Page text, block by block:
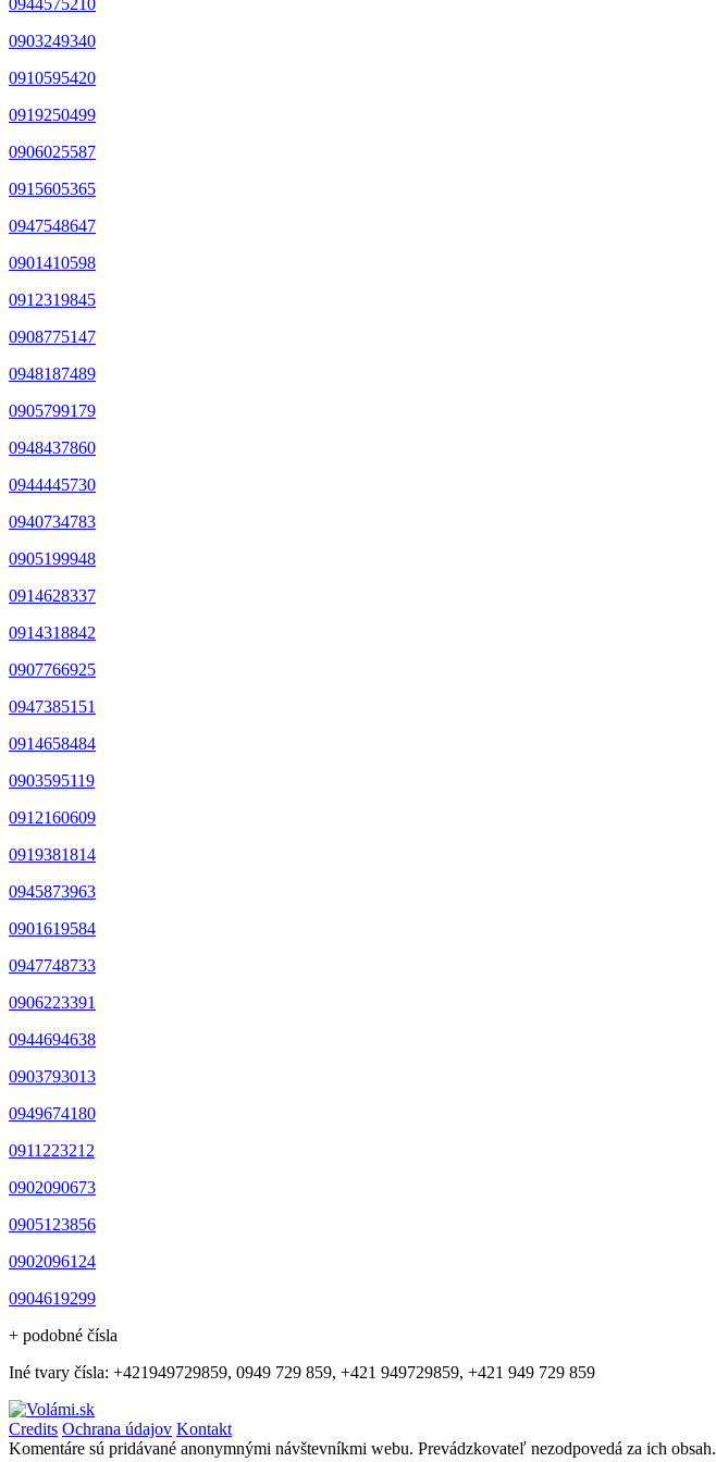
0944575210
0903249340
0910595420
0919250499
0906025587
0915605365
0947548647
0901410598
0912319845
0908775147
0948187489
0905799179
0948437860
0944445730
0940734783
0905199948
0914628337
0914318842
0907766925
0947385151
0914658484
0903595119
0912160609
0919381814
0945873963
0901619584
0947748733
0906223391
0944694638
0903793013
0949674180
0911223212
0902090673
0905123856
0902096124
0904619299
+ podobné čísla
Iné tvary čísla: +421949729859, 0949 729 859, +421 949729859, +421 949 729 859
Credits Ochrana údajov Kontakt
Komentáre sú pridávané anonymnými návštevníkmi webu. Prevádzkovateľ nezodpovedá za ich obsah.